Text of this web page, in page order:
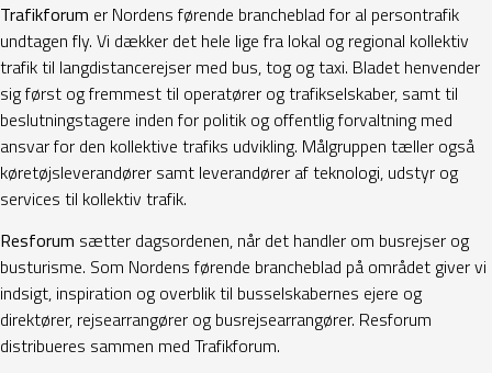
Trafikforum er Nordens førende brancheblad for al persontrafik
undtagen fly. Vi dækker det hele lige fra lokal og regional kollektiv
trafik til langdistancerejser med bus, tog og taxi. Bladet henvender
sig først og fremmest til operatører og trafikselskaber, samt til
beslutningstagere inden for politik og offentlig forvaltning med
ansvar for den kollektive trafiks udvikling. Målgruppen tæller også
køretøjsleverandører samt leverandører af teknologi, udstyr og
services til kollektiv trafik.
Resforum sætter dagsordenen, når det handler om busrejser og
busturisme. Som Nordens førende brancheblad på området giver vi
indsigt, inspiration og overblik til busselskabernes ejere og
direktører, rejsearrangører og busrejsearrangører. Resforum
distribueres sammen med Trafikforum.